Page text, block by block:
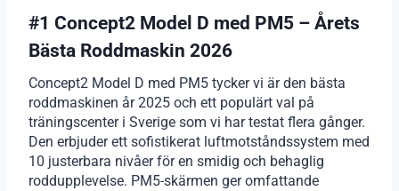
#1 Concept2 Model D med PM5 – Årets
Bästa Roddmaskin 2026
Concept2 Model D med PM5 tycker vi är den bästa
roddmaskinen år 2025 och ett populärt val på
träningscenter i Sverige som vi har testat flera gånger.
Den erbjuder ett sofistikerat luftmotståndssystem med
10 justerbara nivåer för en smidig och behaglig
roddupplevelse. PM5-skärmen ger omfattande